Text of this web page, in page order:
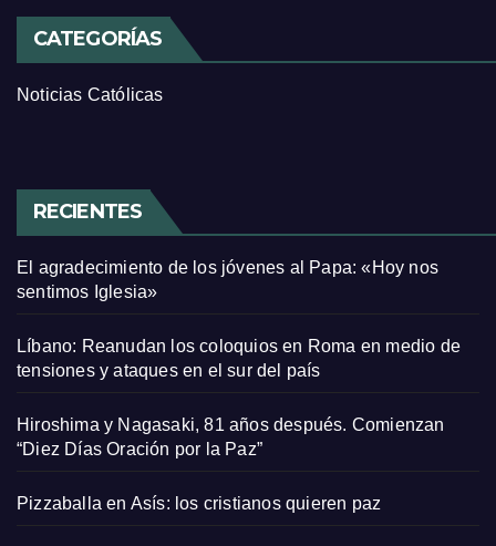
CATEGORÍAS
Noticias Católicas
RECIENTES
El agradecimiento de los jóvenes al Papa: «Hoy nos
sentimos Iglesia»
Líbano: Reanudan los coloquios en Roma en medio de
tensiones y ataques en el sur del país
Hiroshima y Nagasaki, 81 años después. Comienzan
“Diez Días Oración por la Paz”
Pizzaballa en Asís: los cristianos quieren paz